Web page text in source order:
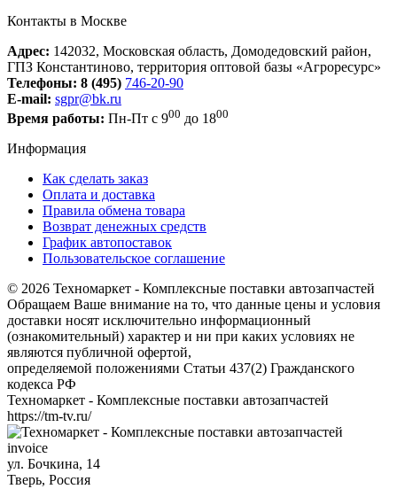
Контакты в Москве
Адрес: 142032, Московская область, Домодедовский район,
ГПЗ Константиново, территория оптовой базы «Агроресурс»
Телефоны: 8 (495) 746-20-90
E-mail: sgpr@bk.ru
Время работы: Пн-Пт с 900 до 1800
Информация
Как сделать заказ
Оплата и доставка
Правила обмена товара
Возврат денежных средств
График автопоставок
Пользовательское соглашение
© 2026 Техномаркет - Комплексные поставки автозапчастей
Обращаем Ваше внимание на то, что данные цены и условия
доставки носят исключительно информационный
(ознакомительный) характер и ни при каких условиях не
являются публичной офертой,
определяемой положениями Статьи 437(2) Гражданского
кодекса РФ
Техномаркет - Комплексные поставки автозапчастей
https://tm-tv.ru/
invoice
ул. Бочкина, 14
Тверь, Россия